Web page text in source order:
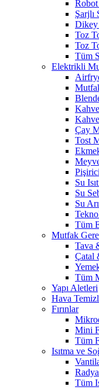
Şarjlı
Dikey
Toz
Toz
Tüm
Elektrikli
Çay
Tost
Su
Su
Su
Tüm
Mutfak
Tava
Çatal
Tüm
Yapı Aletleri
Hava
Fırınlar
Mini
Tüm
Isıtma ve
Tüm